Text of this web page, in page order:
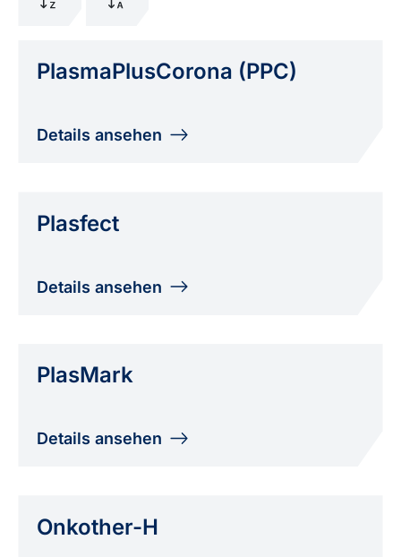
PlasmaPlusCorona (PPC)
Details ansehen
Plasfect
Details ansehen
PlasMark
Details ansehen
Onkother-H